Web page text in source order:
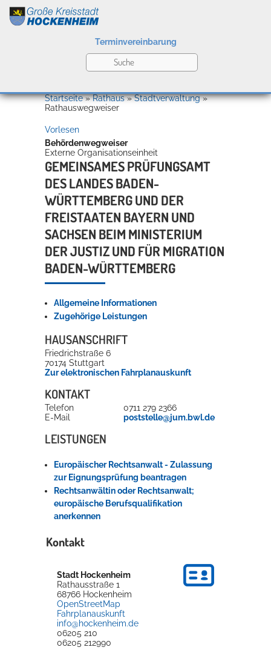
Kultur
Bildung
Wirtschaft
Service
Terminvereinbarung
Willkommen in Hockenheim
Konzerte, Tagungen und vieles mehr
mehr dazu...
Erleben in Hockenheim
Spaß unter prickelnden Wasserfällen, das rauschende Meer im
Wellenbecken oder doch lieber die pure Entspannung auf der
Sprudelliege im Solebecken?
Startseite»Rathaus»Stadtverwaltung»
Rathauswegweiser
Vorlesen
Behördenwegweiser
Externe Organisationseinheit
GEMEINSAMES PRÜFUNGSAMT
DES LANDES BADEN-
WÜRTTEMBERG UND DER
FREISTAATEN BAYERN UND
SACHSEN BEIM MINISTERIUM
DER JUSTIZ UND FÜR MIGRATION
BADEN-WÜRTTEMBERG
Allgemeine Informationen
Zugehörige Leistungen
HAUSANSCHRIFT
Friedrichstraße 6
70174 Stuttgart
Zur elektronischen Fahrplanauskunft
KONTAKT
Telefon
0711 279 2366
E-Mail
poststelle@jum.bwl.de
LEISTUNGEN
Europäischer Rechtsanwalt - Zulassung
zur Eignungsprüfung beantragen
Rechtsanwältin oder Rechtsanwalt;
europäische Berufsqualifikation
anerkennen
Kontakt
Stadt Hockenheim
Rathausstraße 1
68766 Hockenheim
OpenStreetMap
Fahrplanauskunft
info@hockenheim.de
06205 210
06205 212990